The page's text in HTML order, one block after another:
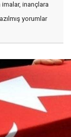
inançlara
yorumlar